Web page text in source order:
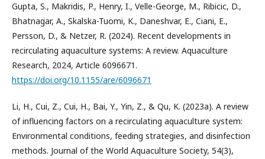
Gupta, S., Makridis, P., Henry, I., Velle-George, M., Ribicic, D.,
Bhatnagar, A., Skalska-Tuomi, K., Daneshvar, E., Ciani, E.,
Persson, D., & Netzer, R. (2024). Recent developments in
recirculating aquaculture systems: A review. Aquaculture
Research, 2024, Article 6096671.
https://doi.org/10.1155/are/6096671
Li, H., Cui, Z., Cui, H., Bai, Y., Yin, Z., & Qu, K. (2023a). A review
of influencing factors on a recirculating aquaculture system:
Environmental conditions, feeding strategies, and disinfection
methods. Journal of the World Aquaculture Society, 54(3),